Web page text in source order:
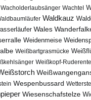
Wacholderlaubsänger Wachtel
Waldkauz
Wales
Weidenmeise
Weißbartgrasmücke
Weißkopf-Ruderente
Wespenbussard
Wiesenschafstelze